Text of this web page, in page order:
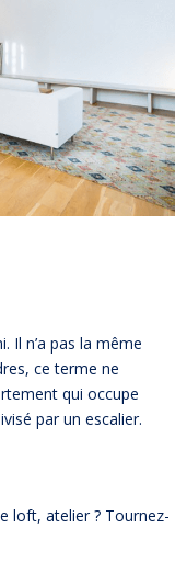
Il n’a pas la même
ce terme ne
qui occupe
par un escalier.
loft, atelier ? Tournez-